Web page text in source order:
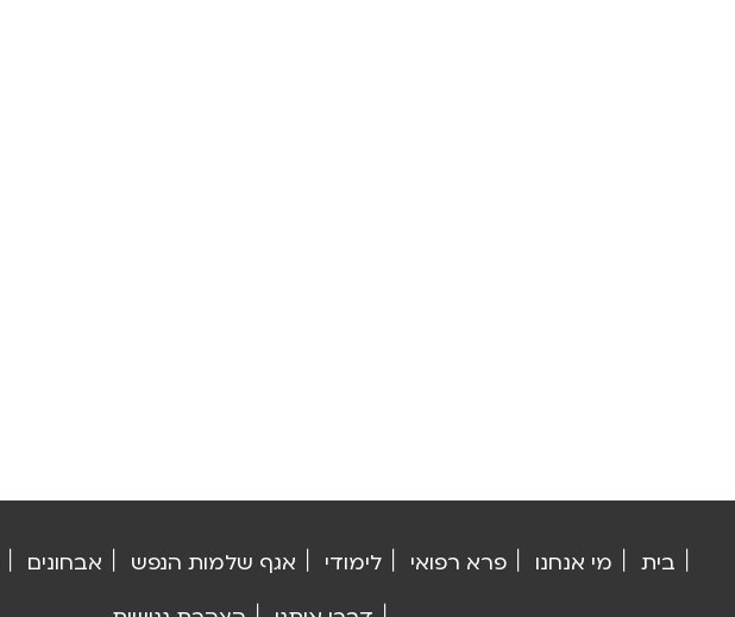
בית מי אנחנו פרא רפואי לימודי אגף שלמות הנפש אבחונים